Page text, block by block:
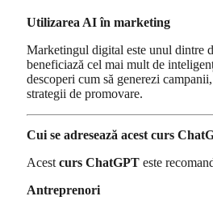
Utilizarea AI în marketing
Marketingul digital este unul dintre
beneficiază cel mai mult de
descoperi cum să generezi
strategii de promovare.
Cui se adresează acest curs
Acest curs ChatGPT este
Antreprenori